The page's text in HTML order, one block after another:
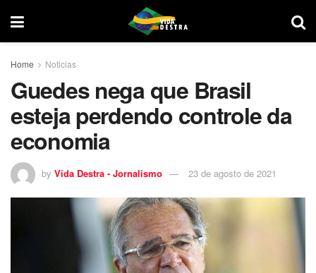
Home Noticias
Guedes nega que Brasil
esteja perdendo controle da
economia
by Vida Destra - Jornalismo 23 de agosto de 2021